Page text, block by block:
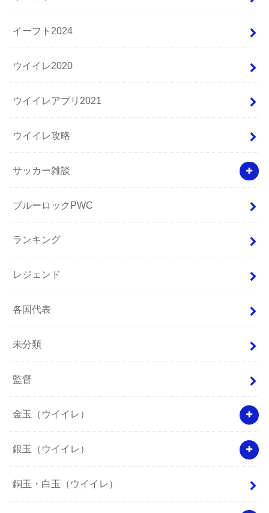
イーフト2024
ウイイレ2020
ウイイレアプリ2021
ウイイレ攻略
サッカー雑談
ブルーロックPWC
ランキング
レジェンド
各国代表
未分類
監督
金玉（ウイイレ）
銀玉（ウイイレ）
銅玉・白玉（ウイイレ）